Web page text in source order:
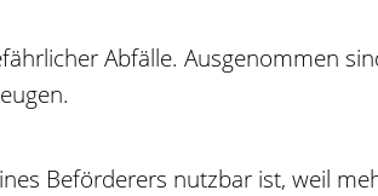
Abfälle. Ausgenommen
Beförderers nutzbar ist, weil